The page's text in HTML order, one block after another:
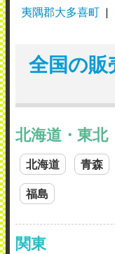
夷隅郡大多喜町
全国の販
北海道・東北
北海道 青森
福島
関東